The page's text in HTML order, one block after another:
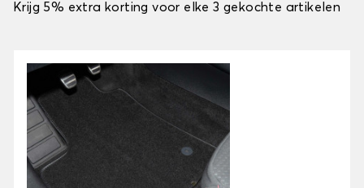
Krijg 5% extra korting voor elke 3 gekochte artikelen